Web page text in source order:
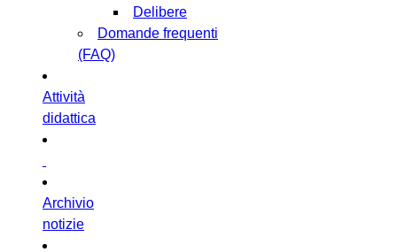
Delibere
Domande frequenti
(FAQ)
Attività
didattica
Archivio
notizie